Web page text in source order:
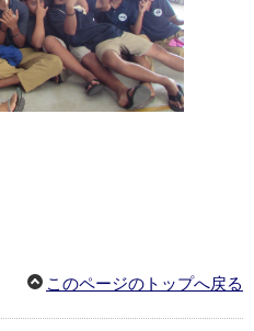
このページのトップへ戻る